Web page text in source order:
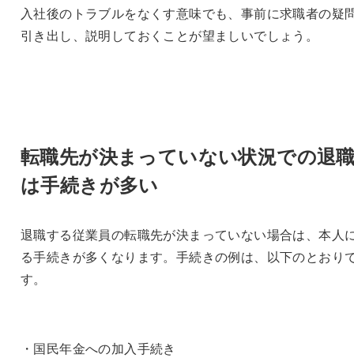
入社後のトラブルをなくす意味でも、事前に求職者の疑
引き出し、説明しておくことが望ましいでしょう。
転職先が決まっていない状況での退
は手続きが多い
退職する従業員の転職先が決まっていない場合は、本人
る手続きが多くなります。手続きの例は、以下のとおり
す。
・国民年金への加入手続き